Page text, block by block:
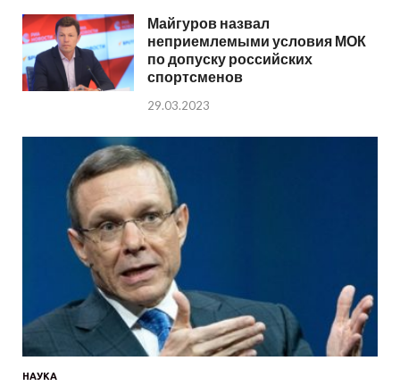
Майгуров назвал
неприемлемыми условия МОК
по допуску российских
спортсменов
29.03.2023
НАУКА